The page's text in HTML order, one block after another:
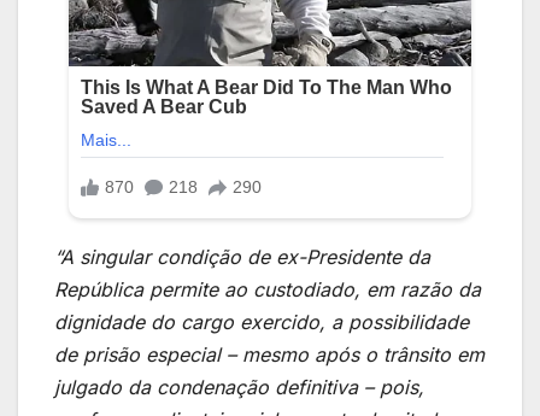
“A singular condição de ex-Presidente da
República permite ao custodiado, em razão da
dignidade do cargo exercido, a possibilidade
de prisão especial – mesmo após o trânsito em
julgado da condenação definitiva – pois,